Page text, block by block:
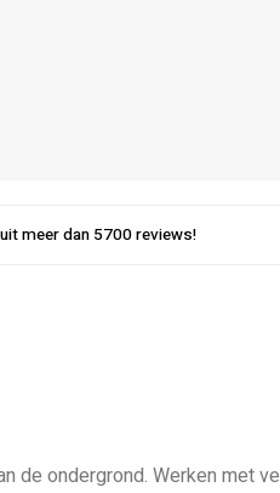
meer dan 5700 reviews!
de ondergrond. Werken met